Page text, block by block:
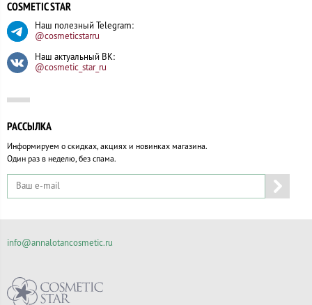
COSMETIC STAR
Наш полезный Telegram:
@cosmeticstarru
Наш актуальный ВК:
@cosmetic_star_ru
РАССЫЛКА
Информируем о скидках, акциях и новинках магазина.
Один раз в неделю, без спама.
info@annalotancosmetic.ru